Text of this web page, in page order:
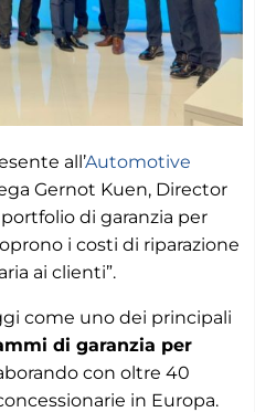
all’Automotive
Gernot Kuen, Director
di garanzia per
i costi di riparazione
ai clienti”.
come uno dei principali
di garanzia per
con oltre 40
in Europa.